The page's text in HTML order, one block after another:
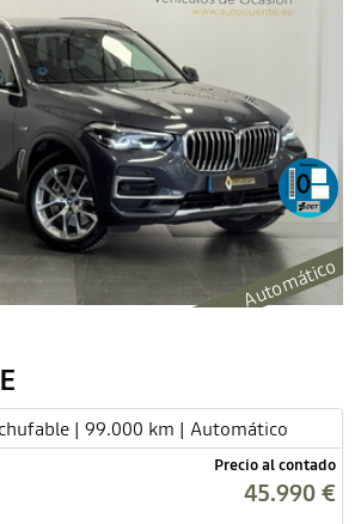
Automático
| 99.000 km | Automático
Precio al contado
45.990 €